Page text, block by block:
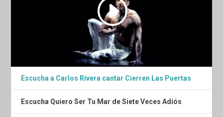
Escucha a Carlos Rivera cantar Cierren Las Puertas
Escucha Quiero Ser Tu Mar de Siete Veces Adiós